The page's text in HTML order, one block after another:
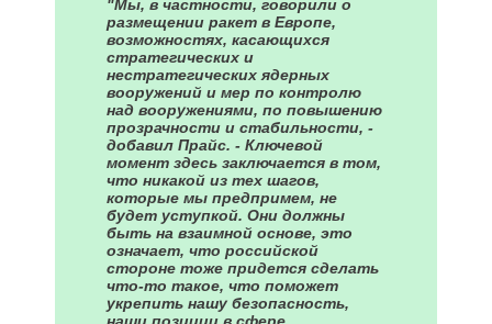
"Мы, в частности, говорили о
размещении ракет в Европе,
возможностях, касающихся
стратегических и
нестратегических ядерных
вооружений и мер по контролю
над вооружениями, по повышению
прозрачности и стабильности, -
добавил Прайс. - Ключевой
момент здесь заключается в том,
что никакой из тех шагов,
которые мы предпримем, не
будет уступкой. Они должны
быть на взаимной основе, это
означает, что российской
стороне тоже придется сделать
что-то такое, что поможет
укрепить нашу безопасность,